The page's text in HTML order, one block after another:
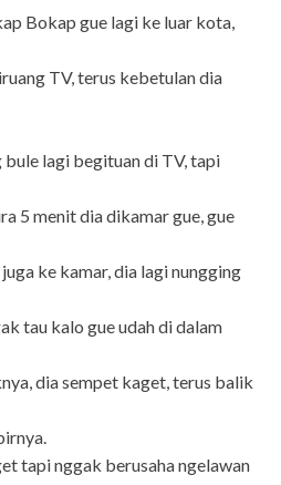
Bokap gue lagi ke luar kota,
TV, terus kebetulan dia
lagi begituan di TV, tapi
5 menit dia dikamar gue, gue
ke kamar, dia lagi nungging
tau kalo gue udah di dalam
dia sempet kaget, terus balik
tapi nggak berusaha ngelawan